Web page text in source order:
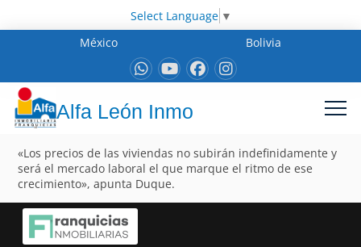
Select Language ▼
México
Bolivia
Alfa León Inmo
«Los precios de las viviendas no subirán indefinidamente y
será el mercado laboral el que marque el ritmo de ese
crecimiento», apunta Duque.